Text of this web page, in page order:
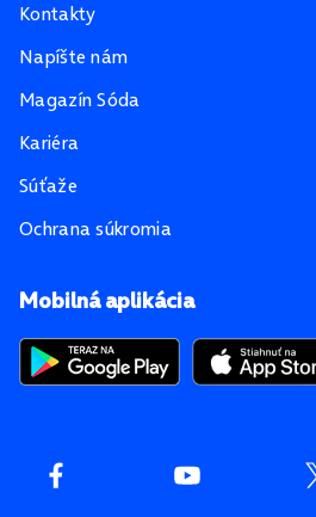
Mobilná aplikácia
Kontakty
Napíšte nám
Magazín Sóda
Kariéra
Súťaže
Ochrana súkromia